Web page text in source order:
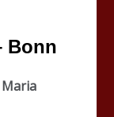
Bonn
Maria